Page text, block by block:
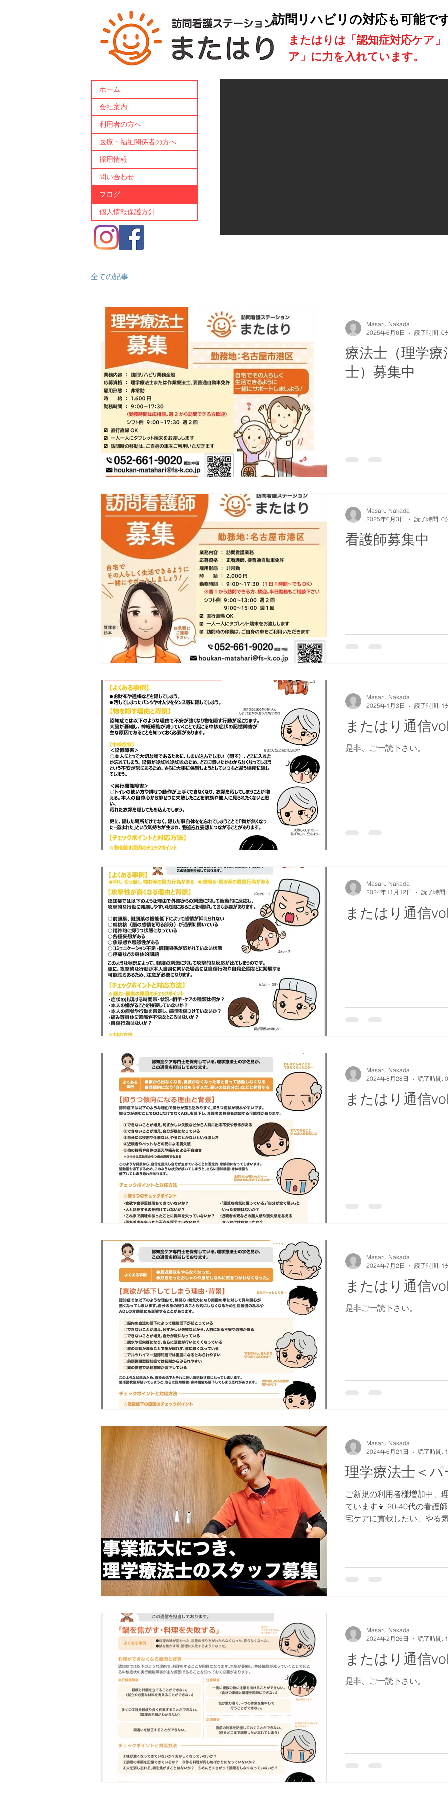
またはりは「認知症対応ケア
ア」に力を入れています。
訪問リハビリの対応も可能で
ホーム
会社案内
利用者の方へ
医療・福祉関係者の方へ
採用情報
問い合わせ
ブログ
個人情報保護方針
全ての記事
療法士（理学
士）募集中
Masaru Nakada
2025年6月6日
読了時間: 0
看護師募集中
Masaru Nakada
2025年6月3日
読了時間: 0
またはり通信
是非、ご一読下さい。
Masaru Nakada
2025年1月3日
読了時間: 1
またはり通信
Masaru Nakada
2024年11月12日
読了時間
またはり通信
Masaru Nakada
2024年8月28日
読了時間:
またはり通信
是非ご一読下さい。
Masaru Nakada
2024年7月2日
読了時間: 1
理学療法士＜
ご新規の利用者様増加中、
ています👦 20-40代の看護
宅ケアに貢献したい、やる
Masaru Nakada
2024年6月21日
読了時間:
またはり通信
是非、ご一読下さい。
Masaru Nakada
2024年2月26日
読了時間: